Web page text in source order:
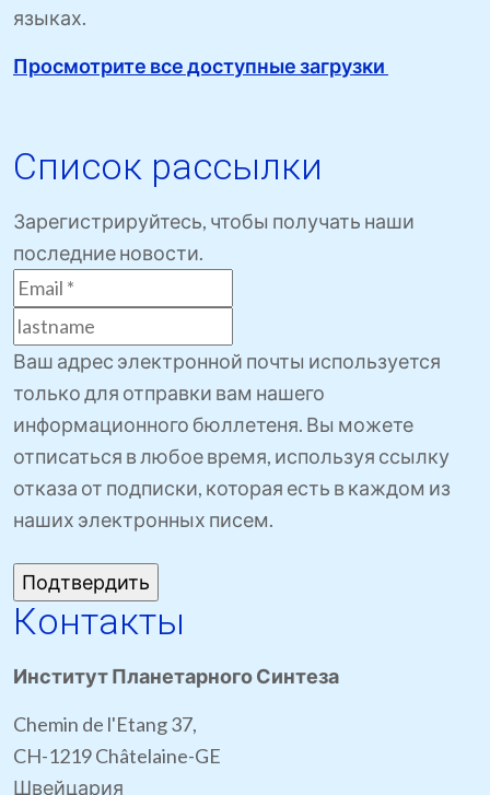
языках.
Просмотрите все доступные загрузки
Список рассылки
Зарегистрируйтесь, чтобы получать наши
последние новости.
Ваш адрес электронной почты используется
только для отправки вам нашего
информационного бюллетеня. Вы можете
отписаться в любое время, используя ссылку
отказа от подписки, которая есть в каждом из
наших электронных писем.
Контакты
Институт Планетарного Синтеза
Chemin de l'Etang 37,
CH-1219 Châtelaine-GE
Швейцария